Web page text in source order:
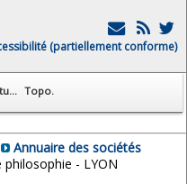
(partiellement conforme)
Topo.
Annuaire des sociétés
- LYON